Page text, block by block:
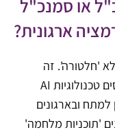
או סמנכ"ל
'חלטורה'. זה
תהליך מורכב. אני רואה ארגונים שמכניסים טכנולוגיות AI
למתח ובארגונים
'תוכניות מלחמה'